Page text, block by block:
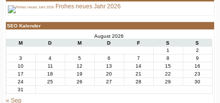
Frohes neues Jahr 2026
SEO Kalender
August 2026
M
D M D F S
S
1
2
3
4 5 6 7 8
9
10
11 12 13 14 15
16
17
18 19 20 21 22
23
24
25 26 27 28 29
30
31
« Sep